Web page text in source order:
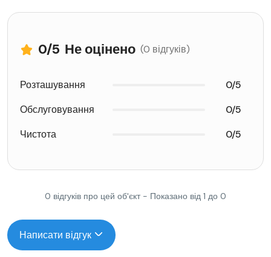
0/5 Не оцінено (0 відгуків)
Розташування
0/5
Обслуговування
0/5
Чистота
0/5
0 відгуків про цей об'єкт - Показано від 1 до 0
Написати відгук